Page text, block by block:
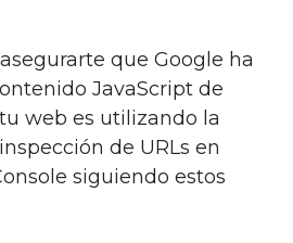
que Google ha
JavaScript de
web es utilizando la
de URLs en
siguiendo estos